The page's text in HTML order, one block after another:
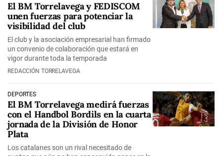
El BM Torrelavega y FEDISCOM
unen fuerzas para potenciar la
visibilidad del club
El club y la asociación empresarial han firmado
un convenio de colaboración que estará en
vigor durante toda la temporada
REDACCIÓN TORRELAVEGA
DEPORTES
El BM Torrelavega medirá fuerzas
con el Handbol Bordils en la cuarta
jornada de la División de Honor
Plata
Los catalanes son un rival necesitado de